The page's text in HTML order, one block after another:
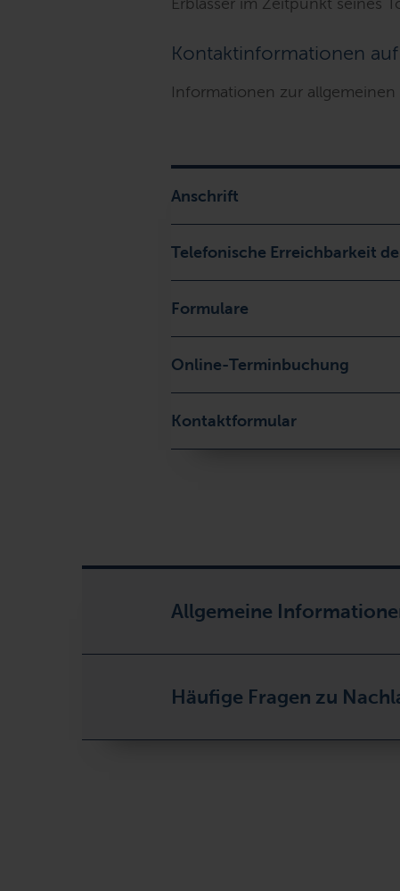
Kontaktinformationen
Informationen zur
Anschrift
Telefonische Erreichbarkeit
Formulare
Online-Terminbuchung
Kontaktformular
Allgemeine
Häufige Fragen zu